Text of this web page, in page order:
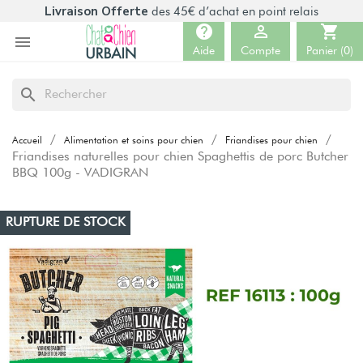
Livraison Offerte des 45€ d’achat en point relais

shopping_cart
Panier (0)
help
Aide

Compte
search
Accueil Alimentation et soins pour chien Friandises pour chien
Friandises naturelles pour chien Spaghettis de porc Butcher
BBQ 100g - VADIGRAN
RUPTURE DE STOCK